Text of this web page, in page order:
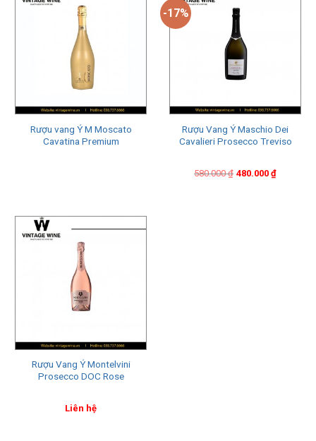
Rượu vang Ý M Moscato
Cavatina Premium
-17%
Rượu Vang Ý Maschio Dei
Cavalieri Prosecco Treviso
580.000₫
Original
480.000 ₫
Current
Rượu Vang Ý Montelvini
Prosecco DOC Rose
Liên hệ